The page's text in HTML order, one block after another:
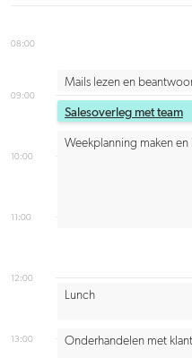
08:00
09:00
10:00
11:00
12:00
13:00
Salesoverleg met team
Lunch
Mails lezen en
Onderhandelen met
Weekplanning maken